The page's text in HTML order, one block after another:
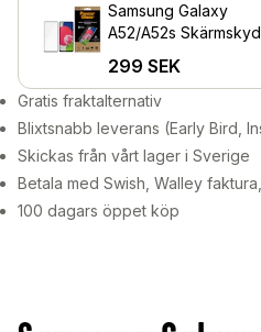
Samsung Galaxy
A52/A52s
Edge-to-Edge
299 SEK
Gratis fraktalternativ
Blixtsnabb leverans (Early Bird,
Skickas från vårt lager i Sverige
Betala med Swish, Walley
100 dagars öppet köp